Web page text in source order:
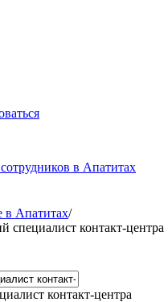
в Апатитах
в Апатитах/
специалист контакт-центра
контакт-центра